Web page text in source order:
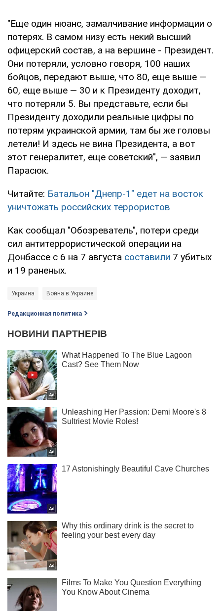
"Еще один нюанс, замалчивание информации о
потерях. В самом низу есть некий высший
офицерский состав, а на вершине - Президент.
Они потеряли, условно говоря, 100 наших
бойцов, передают выше, что 80, еще выше —
60, еще выше — 30 и к Президенту доходит,
что потеряли 5. Вы представьте, если бы
Президенту доходили реальные цифры по
потерям украинской армии, там бы же головы
летели! И здесь не вина Президента, а вот
этот генералитет, еще советский", — заявил
Парасюк.
Читайте: Батальон "Днепр-1" едет на восток
уничтожать российских террористов
Как сообщал "Обозреватель", потери среди
сил антитеррористической операции на
Донбассе с 6 на 7 августа составили 7 убитых
и 19 раненых.
Украина Война в Украине
Редакционная политика